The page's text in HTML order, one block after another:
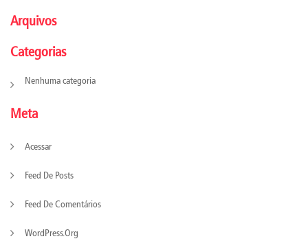
Arquivos
Categorias
Nenhuma categoria
Meta
Acessar
Feed De Posts
Feed De Comentários
WordPress.org